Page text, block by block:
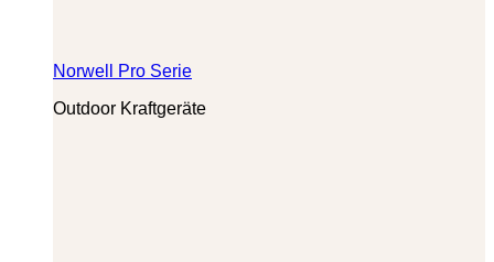
Norwell Pro Serie
Outdoor Kraftgeräte